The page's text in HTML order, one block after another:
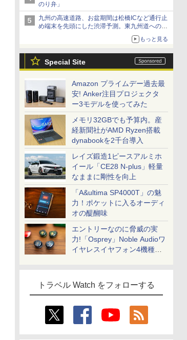
のり弁」
九州の高速道路、お盆期間は松橋ICなど通行止
め端末を先頭にした渋滞予測。東九州道への迂
もっと見る
Special Site
Amazon プライムデー過去最
安! Anker注目プロジェクタ
ー3モデルを使ってみた
メモリ32GBでも予算内。産
経新聞社がAMD Ryzen搭載
dynabookを2千台導入
レイズ鍛造1ピースアルミホ
イール「CE28 N-plus」軽量
なままに剛性を向上
「A&ultima SP4000T」の魅
力！ポケットに入るオーディ
オの醍醐味
エントリーなのに脅威の実
力!「Osprey」Noble Audioワ
イヤレスイヤフォン4機種を
トラベル Watch をフォローする